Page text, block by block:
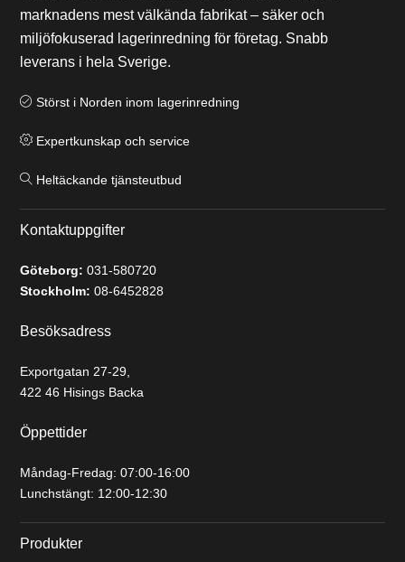
marknadens mest välkända fabrikat – säker och
miljöfokuserad lagerinredning för företag. Snabb
leverans i hela Sverige.
Störst i Norden inom lagerinredning
Expertkunskap och service
Heltäckande tjänsteutbud
Kontaktuppgifter
Göteborg: 031-580720
Stockholm: 08-6452828
Besöksadress
Exportgatan 27-29,
422 46 Hisings Backa
Öppettider
Måndag-Fredag: 07:00-16:00
Lunchstängt: 12:00-12:30
Produkter